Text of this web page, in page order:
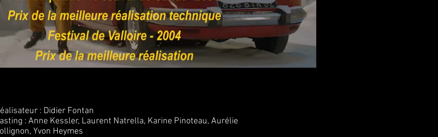
: Didier Fontan
: Anne Kessler, Laurent Natrella, Karine Pinoteau, Aurélie
Yvon Heymes